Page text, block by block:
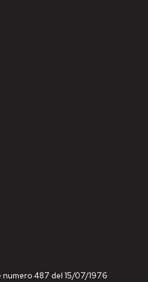
487 del 15/07/1976